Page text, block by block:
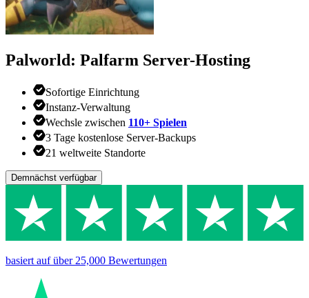
Palworld: Palfarm Server-Hosting
Sofortige Einrichtung
Instanz-Verwaltung
Wechsle zwischen 110+ Spielen
3 Tage kostenlose Server-Backups
21 weltweite Standorte
Demnächst verfügbar
basiert aufüber 25,000 Bewertungen